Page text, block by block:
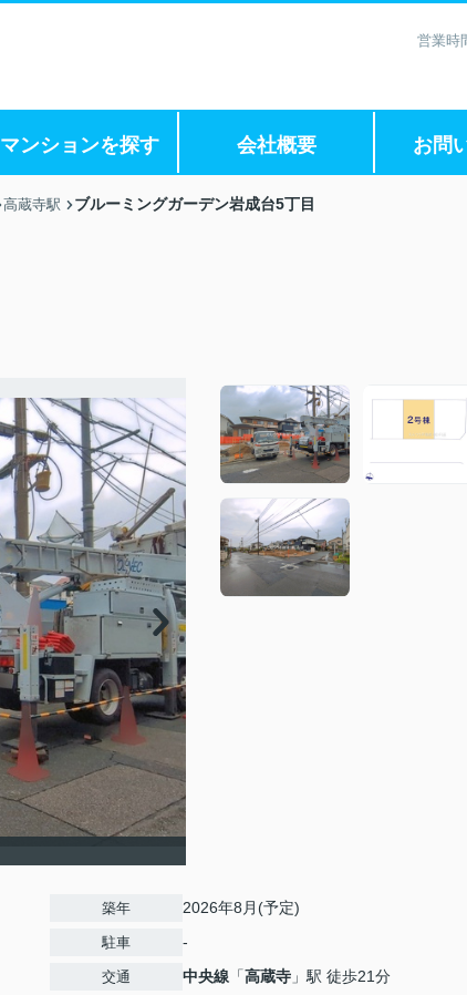
営業時
マンションを探す 会社概要 お問
高蔵寺駅 ブルーミングガーデン岩成台5丁目
築年 2026年8月(予定)
駐車 -
交通 中央線 「高蔵寺 」駅 徒歩21分